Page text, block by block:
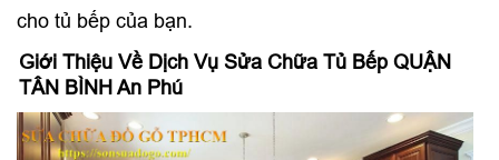
cho tủ bếp của bạn.
Giới Thiệu Về Dịch Vụ Sửa Chữa Tủ Bếp QUẬN
TÂN BÌNH An Phú